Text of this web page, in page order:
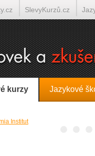
kurzy Jazykové
SlevyKurzů.cz
line Tlumočení-